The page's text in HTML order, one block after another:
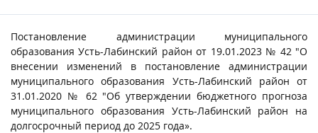
Постановление администрации муниципального
образования Усть-Лабинский район от 19.01.2023 № 42 "О
внесении изменений в постановление администрации
муниципального образования Усть-Лабинский район от
31.01.2020 № 62 "Об утверждении бюджетного прогноза
муниципального образования Усть-Лабинский район на
долгосрочный период до 2025 года».